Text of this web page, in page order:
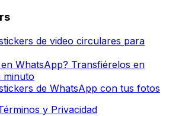
de video circulares para
WhatsApp? Transfiérelos en
minuto
de WhatsApp con tus fotos
y Privacidad